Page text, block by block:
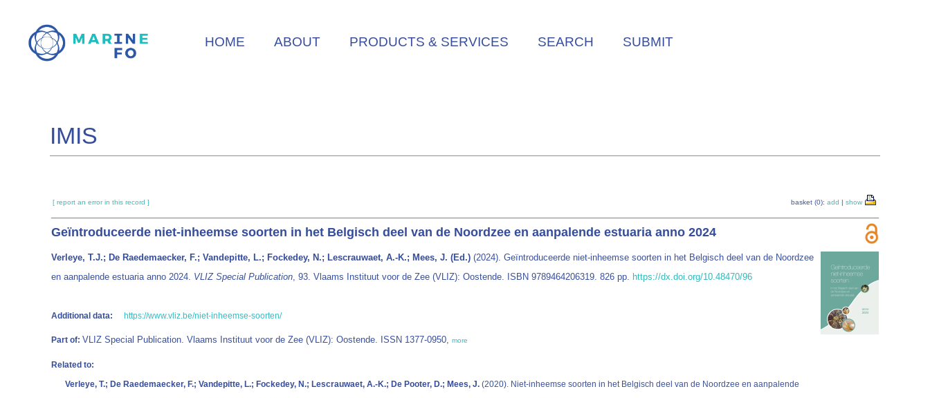
main
HOME ABOUT PRODUCTS & SERVICES SEARCH SUBMIT
IMIS
[ report an error in this record ] basket (0): add | show
Geïntroduceerde niet-inheemse soorten in het Belgisch deel van de Noordzee en aanpalende estuaria anno 2024
Verleye, T.J.; De Raedemaecker, F.; Vandepitte, L.; Fockedey, N.; Lescrauwaet, A.-K.; Mees, J. (Ed.) (2024). Geïntroduceerde niet-inheemse soorten in het Belgisch deel van de Noordzee
en aanpalende estuaria anno 2024. VLIZ Special Publication, 93. Vlaams Instituut voor de Zee (VLIZ): Oostende. ISBN 9789464206319. 826 pp. https://dx.doi.org/10.48470/96
Additional data: https://www.vliz.be/niet-inheemse-soorten/
Part of: VLIZ Special Publication. Vlaams Instituut voor de Zee (VLIZ): Oostende. ISSN 1377-0950, more
Related to:
Verleye, T.; De Raedemaecker, F.; Vandepitte, L.; Fockedey, N.; Lescrauwaet, A.-K.; De Pooter, D.; Mees, J. (2020). Niet-inheemse soorten in het Belgisch deel van de Noordzee en aanpalende